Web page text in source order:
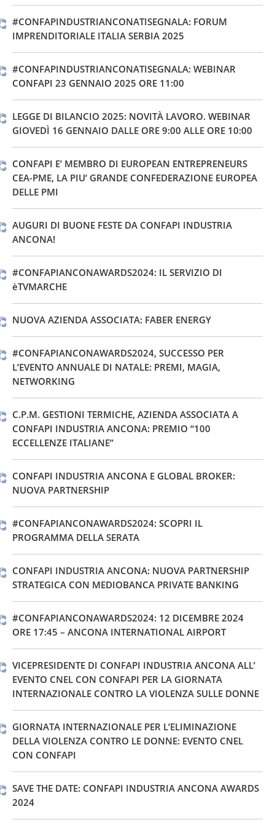
#CONFAPINDUSTRIANCONATISEGNALA: FORUM
IMPRENDITORIALE ITALIA SERBIA 2025
#CONFAPINDUSTRIANCONATISEGNALA: WEBINAR
CONFAPI 23 GENNAIO 2025 ORE 11:00
LEGGE DI BILANCIO 2025: NOVITÀ LAVORO. WEBINAR
GIOVEDÌ 16 GENNAIO DALLE ORE 9:00 ALLE ORE 10:00
CONFAPI E’ MEMBRO DI EUROPEAN ENTREPRENEURS
CEA-PME, LA PIU’ GRANDE CONFEDERAZIONE EUROPEA
DELLE PMI
AUGURI DI BUONE FESTE DA CONFAPI INDUSTRIA
ANCONA!
#CONFAPIANCONAWARDS2024: IL SERVIZIO DI
èTVMARCHE
NUOVA AZIENDA ASSOCIATA: FABER ENERGY
#CONFAPIANCONAWARDS2024, SUCCESSO PER
L’EVENTO ANNUALE DI NATALE: PREMI, MAGIA,
NETWORKING
C.P.M. GESTIONI TERMICHE, AZIENDA ASSOCIATA A
CONFAPI INDUSTRIA ANCONA: PREMIO “100
ECCELLENZE ITALIANE”
CONFAPI INDUSTRIA ANCONA E GLOBAL BROKER:
NUOVA PARTNERSHIP
#CONFAPIANCONAWARDS2024: SCOPRI IL
PROGRAMMA DELLA SERATA
CONFAPI INDUSTRIA ANCONA: NUOVA PARTNERSHIP
STRATEGICA CON MEDIOBANCA PRIVATE BANKING
#CONFAPIANCONAWARDS2024: 12 DICEMBRE 2024
ORE 17:45 – ANCONA INTERNATIONAL AIRPORT
VICEPRESIDENTE DI CONFAPI INDUSTRIA ANCONA ALL’
EVENTO CNEL CON CONFAPI PER LA GIORNATA
INTERNAZIONALE CONTRO LA VIOLENZA SULLE DONNE
GIORNATA INTERNAZIONALE PER L’ELIMINAZIONE
DELLA VIOLENZA CONTRO LE DONNE: EVENTO CNEL
CON CONFAPI
SAVE THE DATE: CONFAPI INDUSTRIA ANCONA AWARDS
2024